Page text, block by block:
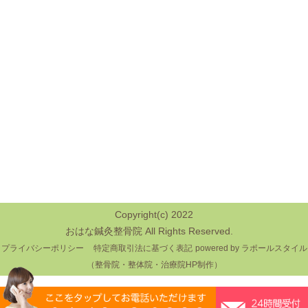
Copyright(c) 2022
おはな鍼灸整骨院 All Rights Reserved.
プライバシーポリシー 特定商取引法に基づく表記 powered by ラポールスタイル
（整骨院・整体院・治療院HP制作）